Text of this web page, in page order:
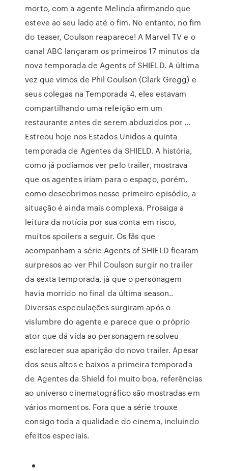
morto, com a agente Melinda afirmando que
esteve ao seu lado até o fim. No entanto, no fim
do teaser, Coulson reaparece! A Marvel TV e o
canal ABC lançaram os primeiros 17 minutos da
nova temporada de Agents of SHIELD. A última
vez que vimos de Phil Coulson (Clark Gregg) e
seus colegas na Temporada 4, eles estavam
compartilhando uma refeição em um
restaurante antes de serem abduzidos por …
Estreou hoje nos Estados Unidos a quinta
temporada de Agentes da SHIELD. A história,
como já podíamos ver pelo trailer, mostrava
que os agentes iriam para o espaço, porém,
como descobrimos nesse primeiro episódio, a
situação é ainda mais complexa. Prossiga a
leitura da notícia por sua conta em risco,
muitos spoilers a seguir. Os fãs que
acompanham a série Agents of SHIELD ficaram
surpresos ao ver Phil Coulson surgir no trailer
da sexta temporada, já que o personagem
havia morrido no final da última season..
Diversas especulações surgiram após o
vislumbre do agente e parece que o próprio
ator que dá vida ao personagem resolveu
esclarecer sua aparição do novo trailer. Apesar
dos seus altos e baixos a primeira temporada
de Agentes da Shield foi muito boa, referências
ao universo cinematográfico são mostradas em
vários momentos. Fora que a série trouxe
consigo toda a qualidade do cinema, incluindo
efeitos especiais.